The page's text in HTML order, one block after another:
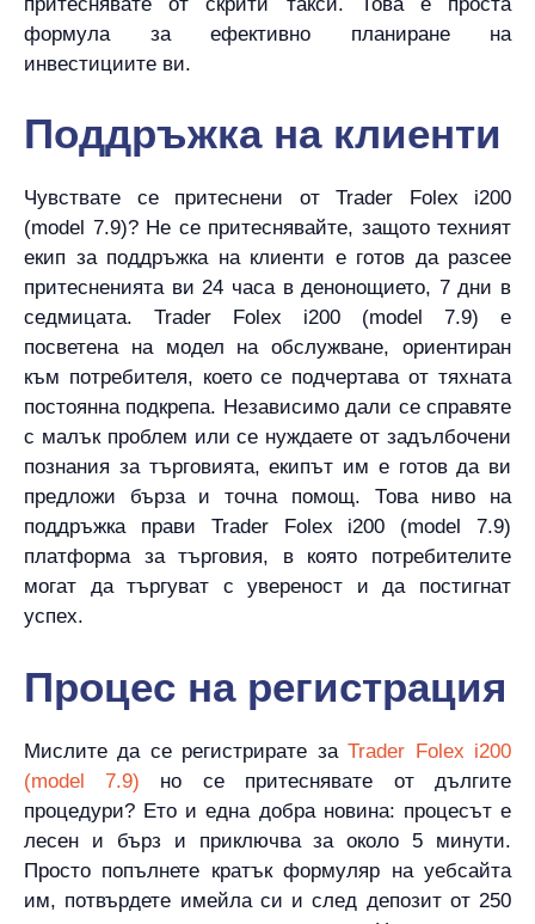
формула за ефективно планиране на
инвестициите ви.
Поддръжка на клиенти
Чувствате се притеснени от Trader Folex i200
(model 7.9)? Не се притеснявайте, защото техният
екип за поддръжка на клиенти е готов да разсее
притесненията ви 24 часа в денонощието, 7 дни в
седмицата. Trader Folex i200 (model 7.9) е
посветена на модел на обслужване, ориентиран
към потребителя, което се подчертава от тяхната
постоянна подкрепа. Независимо дали се справяте
с малък проблем или се нуждаете от задълбочени
познания за търговията, екипът им е готов да ви
предложи бърза и точна помощ. Това ниво на
поддръжка прави Trader Folex i200 (model 7.9)
платформа за търговия, в която потребителите
могат да търгуват с увереност и да постигнат
успех.
Процес на регистрация
Мислите да се регистрирате за Trader Folex i200
(model 7.9) но се притеснявате от дългите
процедури? Ето и една добра новина: процесът е
лесен и бърз и приключва за около 5 минути.
Просто попълнете кратък формуляр на уебсайта
им, потвърдете имейла си и след депозит от 250